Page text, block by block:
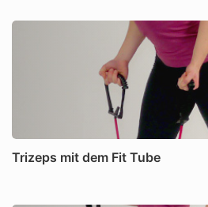
Trizeps mit dem Fit Tube